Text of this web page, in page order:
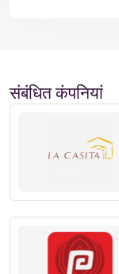
संबंधित कंपनियां